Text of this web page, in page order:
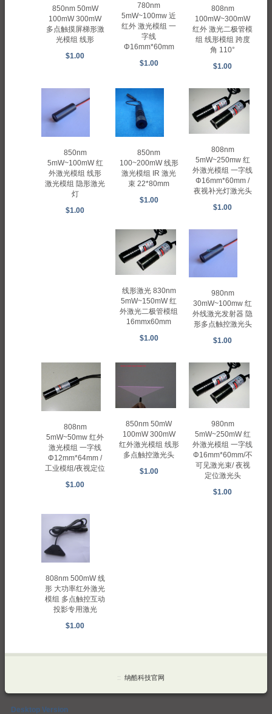
850nm 50mW
100mW 300mW
多点触摸屏梯形激
光模组 线形
$1.00
780nm
5mW~100mw 近
红外 激光模组 一
字线
Φ16mm*60mm
$1.00
808nm
100mW~300mW
红外 激光二极管模
组 线形模组 跨度
角 110°
$1.00
850nm
5mW~100mW 红
外激光模组 线形
激光模组 隐形激光
灯
$1.00
850nm
100~200mW 线形
激光模组 IR 激光
束 22*80mm
$1.00
808nm
5mW~250mw 红
外激光模组 一字线
Φ16mm*60mm /
夜视补光灯激光头
$1.00
线形激光 830nm
5mW~150mW 红
外激光二极管模组
16mmx60mm
$1.00
980nm
30mW~100mw 红
外线激光发射器 隐
形多点触控激光头
$1.00
808nm
5mW~50mw 红外
激光模组 一字线
Φ12mm*64mm /
工业模组/夜视定位
$1.00
850nm 50mW
100mW 300mW
红外激光模组 线形
多点触控激光头
$1.00
980nm
5mW~250mW 红
外激光模组 一字线
Φ16mm*60mm/不
可见激光束/ 夜视
定位激光头
$1.00
808nm 500mW 线
形 大功率红外激光
模组 多点触控互动
投影专用激光
$1.00
:: 纳酷科技官网
Desktop Version